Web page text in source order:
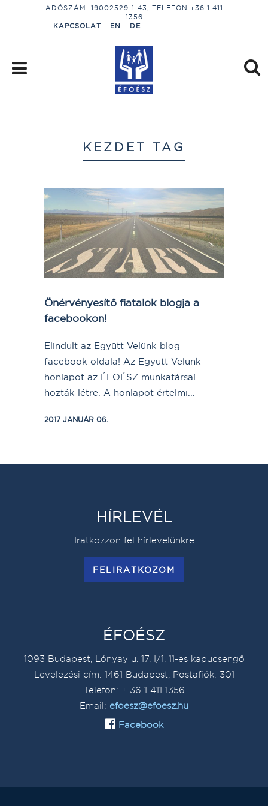
ADÓSZÁM: 19002529-1-43; TELEFON:+36 1 411
1356
KAPCSOLAT
EN DE
KEZDET TAG
Önérvényesítő fiatalok blogja a
facebookon!
Elindult az Együtt Velünk blog
facebook oldala! Az Együtt Velünk
honlapot az ÉFOÉSZ munkatársai
hozták létre. A honlapot értelmi...
2017 JANUÁR 06.
HÍRLEVÉL
Iratkozzon fel hírlevelünkre
FELIRATKOZOM
ÉFOÉSZ
1093 Budapest, Lónyay u. 17. I/1. 11-es kapucsengő
Levelezési cím: 1461 Budapest, Postafiók: 301
Telefon: + 36 1 411 1356
Email: efoesz@efoesz.hu
Facebook